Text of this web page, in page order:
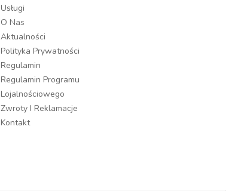
Usługi
O Nas
Aktualności
Polityka Prywatności
Regulamin
Regulamin Programu
Lojalnościowego
Zwroty I Reklamacje
Kontakt